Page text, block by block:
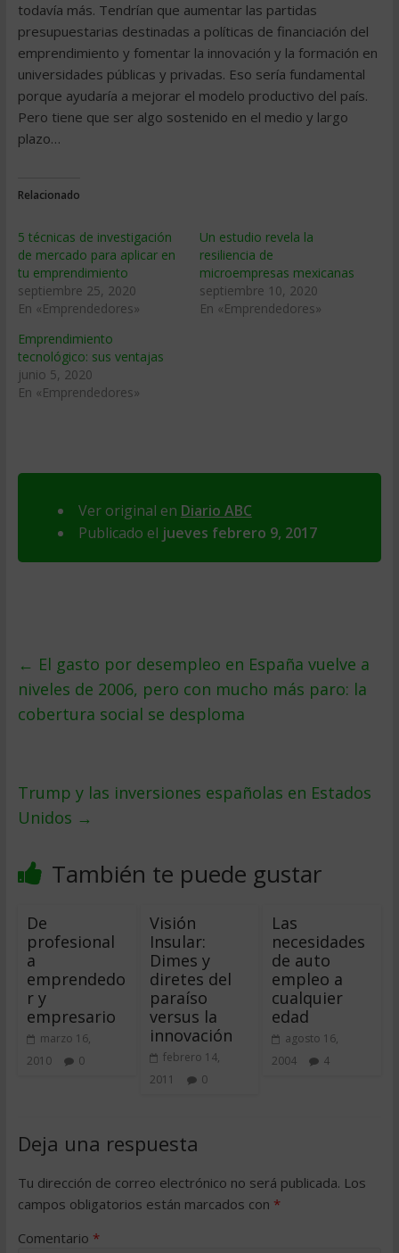
todavía más. Tendrían que aumentar las partidas
presupuestarias destinadas a políticas de financiación del
emprendimiento y fomentar la innovación y la formación en
universidades públicas y privadas. Eso sería fundamental
porque ayudaría a mejorar el modelo productivo del país.
Pero tiene que ser algo sostenido en el medio y largo
plazo…
Relacionado
5 técnicas de investigación
de mercado para aplicar en
tu emprendimiento
septiembre 25, 2020
En «Emprendedores»
Un estudio revela la
resiliencia de
microempresas mexicanas
septiembre 10, 2020
En «Emprendedores»
Emprendimiento
tecnológico: sus ventajas
junio 5, 2020
En «Emprendedores»
Ver original en Diario ABC
Publicado el jueves febrero 9, 2017
← El gasto por desempleo en España vuelve a
niveles de 2006, pero con mucho más paro: la
cobertura social se desploma
Trump y las inversiones españolas en Estados
Unidos →
También te puede gustar
De
profesional
a
emprendedo
r y
empresario
marzo 16,
2010
0
Visión
Insular:
Dimes y
diretes del
paraíso
versus la
innovación
febrero 14,
2011
0
Las
necesidades
de auto
empleo a
cualquier
edad
agosto 16,
2004
4
Deja una respuesta
Tu dirección de correo electrónico no será publicada. Los
campos obligatorios están marcados con *
Comentario *